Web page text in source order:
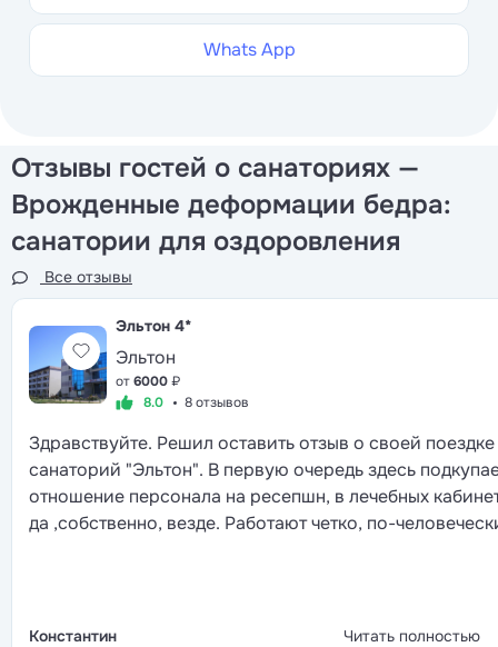
Whats App
Отзывы гостей о санаториях —
Врожденные деформации бедра:
санатории для оздоровления
Все отзывы
Эльтон 4*
Эльтон
от6000₽
8.0
8 отзывов
Здравствуйте. Решил оставить отзыв о своей
санаторий "Эльтон". В первую очередь здесь
отношение персонала на ресепшн, в лечебных
да ,собственно, везде. Работают четко, по-
хорошие, но к основным блюдам нужно привыкать,
Константин Читать полностью